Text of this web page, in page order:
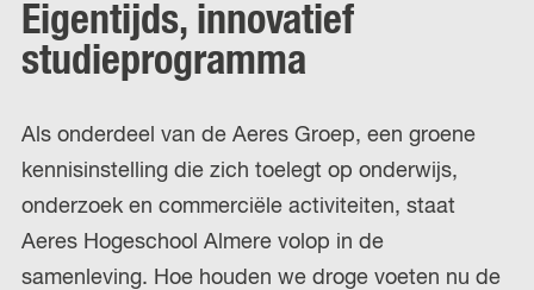
Eigentijds, innovatief
studieprogramma
Als onderdeel van de Aeres Groep, een groene
kennisinstelling die zich toelegt op onderwijs,
onderzoek en commerciële activiteiten, staat
Aeres Hogeschool Almere volop in de
samenleving. Hoe houden we droge voeten nu de